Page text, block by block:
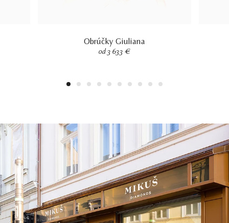
Obrúčky Giuliana
od 3 633 €
1 2 3 4 5 6 7 8 9 10